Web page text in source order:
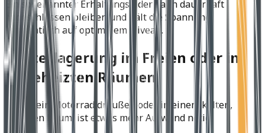
Ein sogenannter Erhaltungslader kann dauerhaft
angeschlossen bleiben und hält die Spannung
automatisch auf optimalem Niveau.
Winterlagerung im Freien oder in
ungeheizten Räumen
Steht dein Motorrad draußen oder in einem kalten,
feuchten Raum, ist etwas mehr Aufwand nötig: